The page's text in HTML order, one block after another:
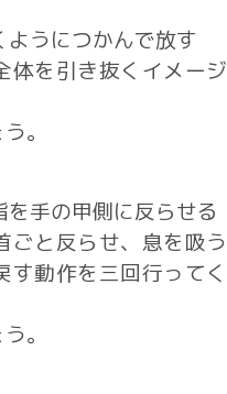
うにつかんで放す
体を引き抜くイメージ
。
手の甲側に反らせる
ごと反らせ、息を吸う
動作を三回行ってく
。